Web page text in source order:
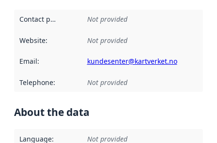
Contact point Not provided
Website: Not provided
Email: kundesenter@kartverket.no
Telephone: Not provided
About the data
Language: Not provided